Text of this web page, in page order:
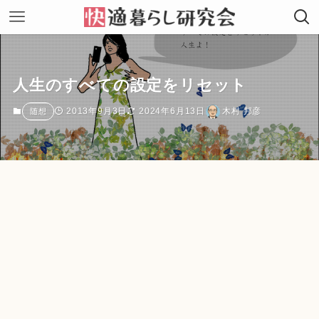
人生のすべての設定をリセット
随想 2013年9月3日 2024年6月13日 木村 邦彦